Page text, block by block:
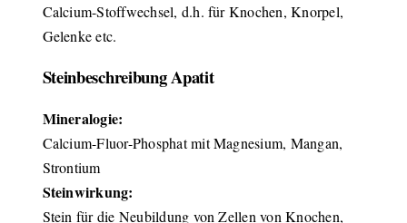
Calcium-Stoffwechsel, d.h. für Knochen, Knorpel,
Gelenke etc.
Steinbeschreibung Apatit
Mineralogie:
Calcium-Fluor-Phosphat mit Magnesium, Mangan,
Strontium
Steinwirkung:
Stein für die Neubildung von Zellen von Knochen,